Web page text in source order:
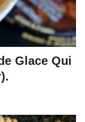
Glace Qui